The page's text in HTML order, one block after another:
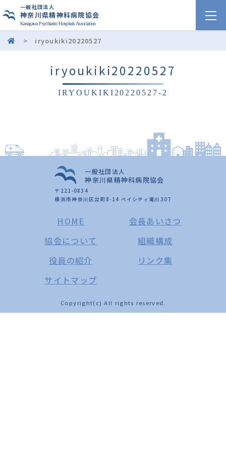
一般社団法人
神奈川県精神科病院協会
Kanagawa Psychiatric Hospitals Association
> iryoukiki20220527
iryoukiki20220527
IRYOUKIKI20220527-2
一般社団法人
神奈川県精神科病院協会
〒221-0834
横浜市神奈川区台町8-14 ベイシティ滝川307
HOME
会長あいさつ
協会について
組織構成
役員の紹介
リンク集
サイトマップ
Copyright(c) All rights reserved.